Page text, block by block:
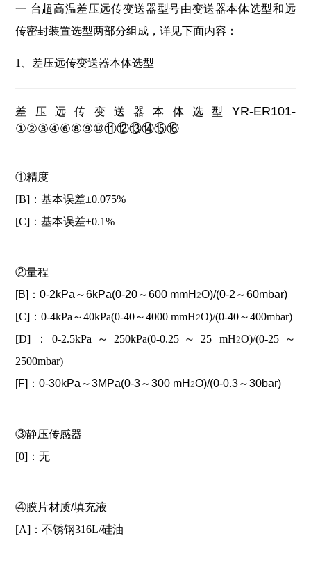
一 台超高温差压远传变送器型号由变送器本体选型和远
传密封装置选型两部分组成，详见下面内容：
1、差压远传变送器本体选型
差压远传变送器本体选型 YR-ER101-
①②③④⑥⑧⑨⑩⑪⑫⑬⑭⑮⑯
①精度
[B]：基本误差±0.075%
[C]：基本误差±0.1%
②量程
[B]：0-2kPa～6kPa(0-20～600 mmH2O)/(0-2～60mbar)
[C]：0-4kPa～40kPa(0-40～4000 mmH2O)/(0-40～400mbar)
[D]：0-2.5kPa～250kPa(0-0.25～25 mH2O)/(0-25～
2500mbar)
[F]：0-30kPa～3MPa(0-3～300 mH2O)/(0-0.3～30bar)
③静压传感器
[0]：无
④膜片材质/填充液
[A]：不锈钢316L/硅油